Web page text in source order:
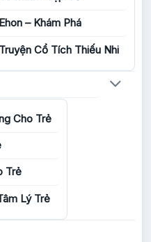
Ehon – Khám Phá
Truyện Cổ Tích Thiếu Nhi
Cho Trẻ
Trẻ
Lý Trẻ